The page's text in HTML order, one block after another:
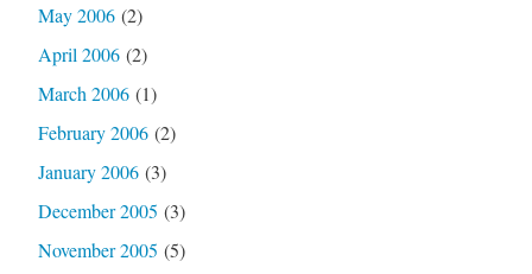
May 2006(2)
April 2006(2)
March 2006(1)
February 2006(2)
January 2006(3)
December 2005 (3)
November 2005 (5)